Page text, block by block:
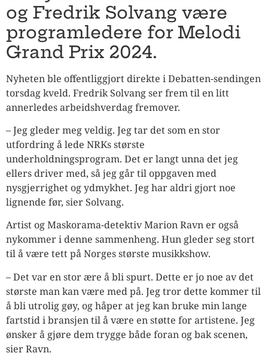
og Fredrik Solvang være
programledere for Melodi
Grand Prix 2024.
Nyheten ble offentliggjort direkte i Debatten-sendingen
torsdag kveld. Fredrik Solvang ser frem til en litt
annerledes arbeidshverdag fremover.
– Jeg gleder meg veldig. Jeg tar det som en stor
utfordring å lede NRKs største
underholdningsprogram. Det er langt unna det jeg
ellers driver med, så jeg går til oppgaven med
nysgjerrighet og ydmykhet. Jeg har aldri gjort noe
lignende før, sier Solvang.
Artist og Maskorama-detektiv Marion Ravn er også
nykommer i denne sammenheng. Hun gleder seg stort
til å være tett på Norges største musikkshow.
– Det var en stor ære å bli spurt. Dette er jo noe av det
største man kan være med på. Jeg tror dette kommer til
å bli utrolig gøy, og håper at jeg kan bruke min lange
fartstid i bransjen til å være en støtte for artistene. Jeg
ønsker å gjøre dem trygge både foran og bak scenen,
sier Ravn.